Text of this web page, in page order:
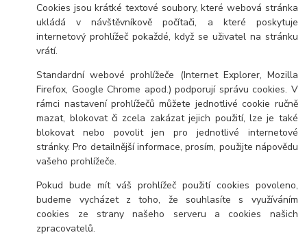
Cookies jsou krátké textové soubory, které webová stránka
ukládá v návštěvníkově počítači, a které poskytuje
internetový prohlížeč pokaždé, když se uživatel na stránku
vrátí.
Standardní webové prohlížeče (Internet Explorer, Mozilla
Firefox, Google Chrome apod.) podporují správu cookies. V
rámci nastavení prohlížečů můžete jednotlivé cookie ručně
mazat, blokovat či zcela zakázat jejich použití, lze je také
blokovat nebo povolit jen pro jednotlivé internetové
stránky. Pro detailnější informace, prosím, použijte nápovědu
vašeho prohlížeče.
Pokud bude mít váš prohlížeč použití cookies povoleno,
budeme vycházet z toho, že souhlasíte s využíváním
cookies ze strany našeho serveru a cookies našich
zpracovatelů.